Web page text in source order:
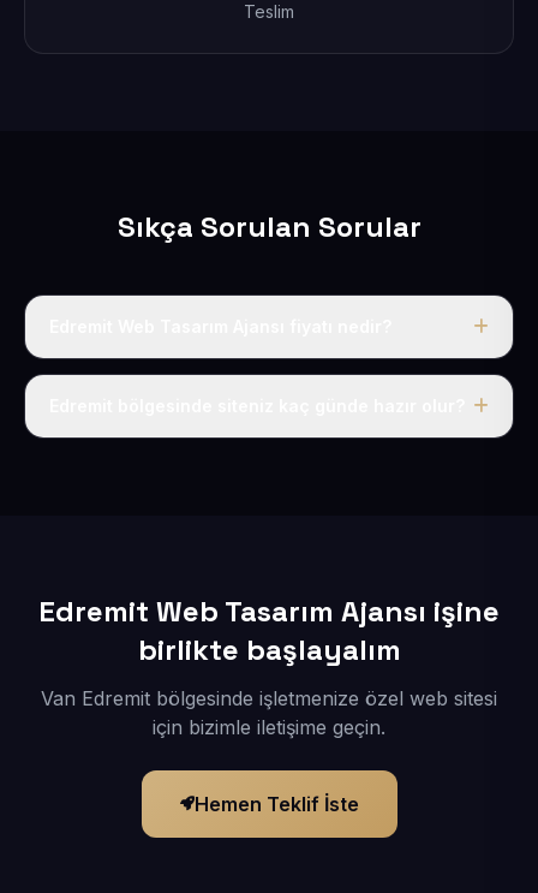
Teslim
Sıkça Sorulan Sorular
Tek fiyat uygulanır: yıllık 50 USD + KDV. Bu bedele alan
Edremit Web Tasarım Ajansı işine
birlikte başlayalım
Van Edremit bölgesinde işletmenize özel web sitesi
için bizimle iletişime geçin.
Hemen Teklif İste